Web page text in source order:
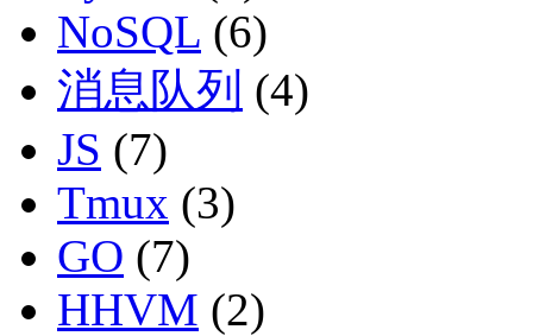
NoSQL (6)
消息队列 (4)
JS (7)
Tmux (3)
GO (7)
HHVM (2)